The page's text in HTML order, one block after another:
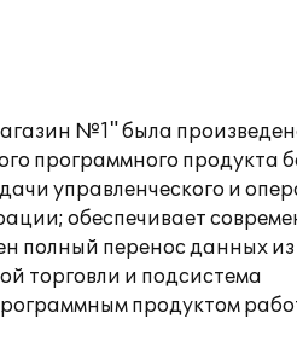
№1" была
программного продукта
управленческого и
обеспечивает
полный перенос данных из
торговли и подсистема
продуктом